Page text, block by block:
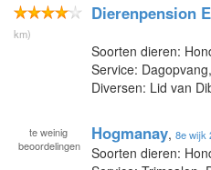
Dierenpension
km)
Soorten dieren:
Service:
Diversen: Lid van
te weinig
beoordelingen
Hogmanay, 8e wijk
Soorten dieren: